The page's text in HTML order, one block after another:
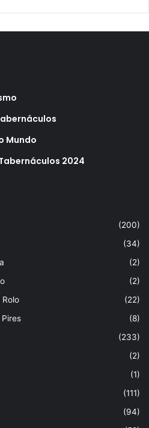
Mundo
2024
(200)
(34)
(2)
(2)
(22)
(8)
(233)
(2)
(1)
(111)
(94)